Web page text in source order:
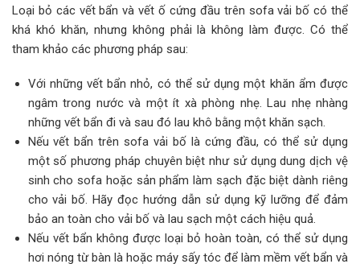
Loại bỏ các vết bẩn và vết ố cứng đầu trên sofa vải bố có thể
khá khó khăn, nhưng không phải là không làm được. Có thể
tham khảo các phương pháp sau:
Với những vết bẩn nhỏ, có thể sử dụng một khăn ẩm được
ngâm trong nước và một ít xà phòng nhẹ. Lau nhẹ nhàng
những vết bẩn đi và sau đó lau khô bằng một khăn sạch.
Nếu vết bẩn trên sofa vải bố là cứng đầu, có thể sử dụng
một số phương pháp chuyên biệt như sử dụng dung dịch vệ
sinh cho sofa hoặc sản phẩm làm sạch đặc biệt dành riêng
cho vải bố. Hãy đọc hướng dẫn sử dụng kỹ lưỡng để đảm
bảo an toàn cho vải bố và lau sạch một cách hiệu quả.
Nếu vết bẩn không được loại bỏ hoàn toàn, có thể sử dụng
hơi nóng từ bàn là hoặc máy sấy tóc để làm mềm vết bẩn và